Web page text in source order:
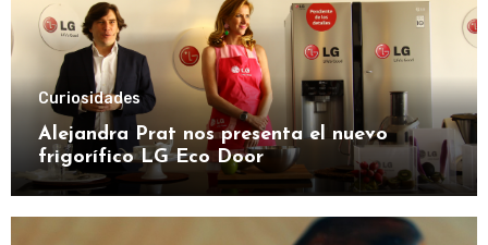
Curiosidades
Alejandra Prat nos presenta el nuevo
frigorífico LG Eco Door